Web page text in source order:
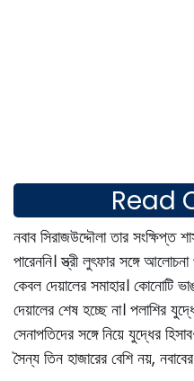
Read
নবাব সিরাজউদ্দৌলা তার সংক্ষিপ্ত
পারেননি। স্ত্রী লুৎফার সঙ্গে
কেবল দেয়ালের সমাহার। কোনােটি
দেয়ালের শেষ হচ্ছে না। পলাশির
সেনাপতিদের সঙ্গে নিয়ে যুদ্ধের
সৈন্য তিন হাজারের বেশি নয়,